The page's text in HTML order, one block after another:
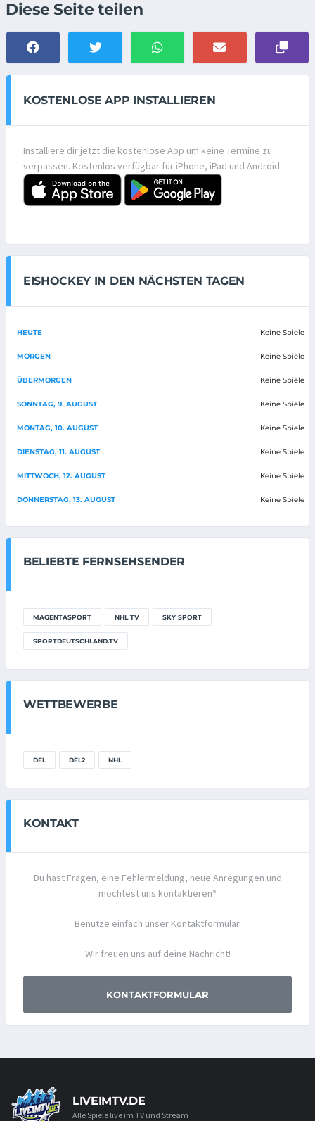
Diese Seite teilen
KOSTENLOSE APP INSTALLIEREN
Installiere dir jetzt die kostenlose App um keine Termine zu
verpassen. Kostenlos verfügbar für iPhone, iPad und Android.
EISHOCKEY IN DEN NÄCHSTEN TAGEN
HEUTE Keine Spiele
MORGEN Keine Spiele
ÜBERMORGEN Keine Spiele
SONNTAG, 9. AUGUST Keine Spiele
MONTAG, 10. AUGUST Keine Spiele
DIENSTAG, 11. AUGUST Keine Spiele
MITTWOCH, 12. AUGUST Keine Spiele
DONNERSTAG, 13. AUGUST Keine Spiele
BELIEBTE FERNSEHSENDER
MAGENTASPORT NHL TV SKY SPORT
SPORTDEUTSCHLAND.TV
WETTBEWERBE
DEL DEL2 NHL
KONTAKT
Du hast Fragen, eine Fehlermeldung, neue Anregungen und
möchtest uns kontaktieren?
Benutze einfach unser Kontaktformular.
Wir freuen uns auf deine Nachricht!
KONTAKTFORMULAR
LIVEIMTV.DE
Alle Spiele live im TV und Stream